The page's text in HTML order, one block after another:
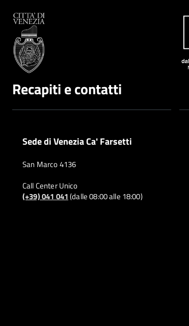
Recapiti e contatti
Sede di Venezia Ca' Farsetti
San Marco 4136
Call Center Unico
(+39) 041 041(dalle 08:00 alle 18:00)